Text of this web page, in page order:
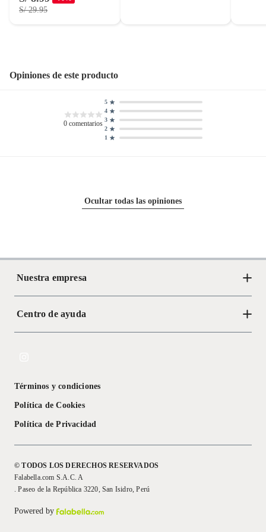
S/ 29.95
Opiniones de este producto
0 comentarios
1
2
3
4
5
Ocultar todas las opiniones
Nuestra empresa
Acerca de Crate
Centro de ayuda
Textos Legales
Términos y condiciones
Política de Cookies
Política de Privacidad
© TODOS LOS DERECHOS RESERVADOS
Falabella.com S.A.C. A
. Paseo de la República 3220, San Isidro, Perú
Powered by